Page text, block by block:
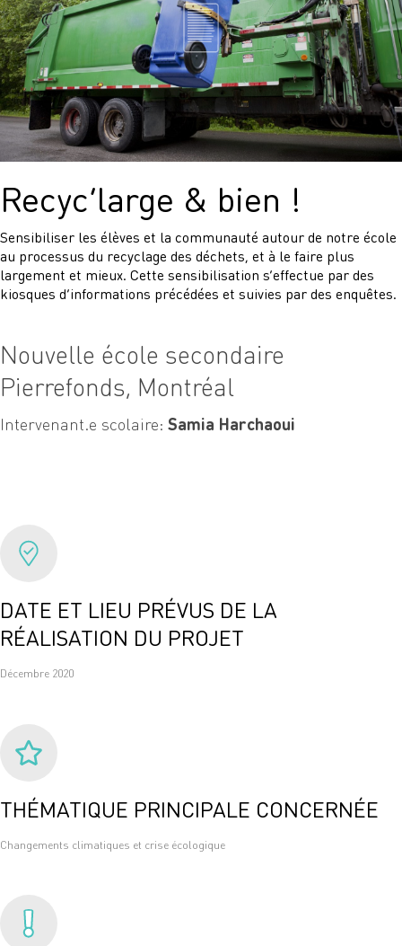
Recyc’large & bien !
Sensibiliser les élèves et la communauté autour de notre école
au processus du recyclage des déchets, et à le faire plus
largement et mieux. Cette sensibilisation s’effectue par des
kiosques d’informations précédées et suivies par des enquêtes.
Nouvelle école secondaire
Pierrefonds, Montréal
Intervenant.e scolaire: Samia Harchaoui
DATE ET LIEU PRÉVUS DE LA
RÉALISATION DU PROJET
Décembre 2020
THÉMATIQUE PRINCIPALE CONCERNÉE
Changements climatiques et crise écologique